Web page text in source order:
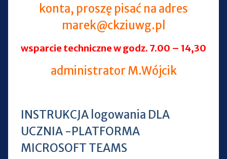
konta, proszę pisać na adres
marek@ckziuwg.pl
wsparcie techniczne w godz. 7.00 – 14,30
administrator M.Wójcik
INSTRUKCJA logowania DLA
UCZNIA -PLATFORMA
MICROSOFT TEAMS